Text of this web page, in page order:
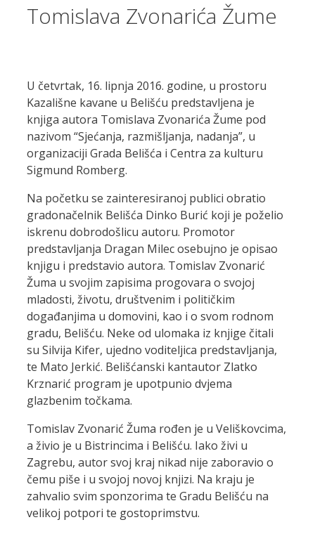
Tomislava Zvonarića Žume
U četvrtak, 16. lipnja 2016. godine, u prostoru
Kazališne kavane u Belišću predstavljena je
knjiga autora Tomislava Zvonarića Žume pod
nazivom “Sjećanja, razmišljanja, nadanja”, u
organizaciji Grada Belišća i Centra za kulturu
Sigmund Romberg.
Na početku se zainteresiranoj publici obratio
gradonačelnik Belišća Dinko Burić koji je poželio
iskrenu dobrodošlicu autoru. Promotor
predstavljanja Dragan Milec osebujno je opisao
knjigu i predstavio autora. Tomislav Zvonarić
Žuma u svojim zapisima progovara o svojoj
mladosti, životu, društvenim i političkim
događanjima u domovini, kao i o svom rodnom
gradu, Belišću. Neke od ulomaka iz knjige čitali
su Silvija Kifer, ujedno voditeljica predstavljanja,
te Mato Jerkić. Belišćanski kantautor Zlatko
Krznarić program je upotpunio dvjema
glazbenim točkama.
Tomislav Zvonarić Žuma rođen je u Veliškovcima,
a živio je u Bistrincima i Belišću. Iako živi u
Zagrebu, autor svoj kraj nikad nije zaboravio o
čemu piše i u svojoj novoj knjizi. Na kraju je
zahvalio svim sponzorima te Gradu Belišću na
velikoj potpori te gostoprimstvu.